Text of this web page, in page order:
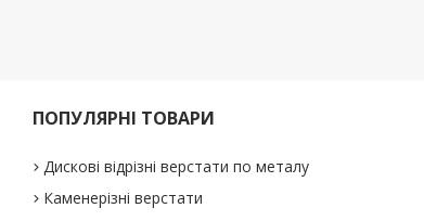
ПОПУЛЯРНІ ТОВАРИ
Дискові відрізні верстати по металу
Каменерізні верстати